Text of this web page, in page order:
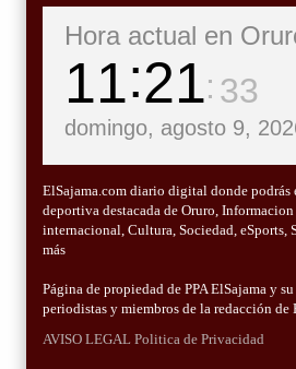
Hora actual en
11 21 35
domingo, agosto 9,
ElSajama.com diario digital donde podrás
deportiva destacada de Oruro,
internacional, Cultura, Sociedad, eSports,
más
Página de propiedad de PPA ElSajama y
periodistas y miembros de la redacción de
AVISO LEGAL Politica de Privacidad